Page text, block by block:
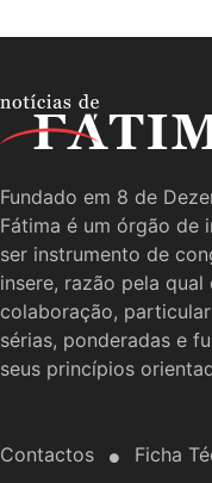
Fundado em 8 de
Fátima é um órgão de
ser instrumento de
insere, razão pela
colaboração,
sérias, ponderadas e
seus princípios
Contactos Ficha